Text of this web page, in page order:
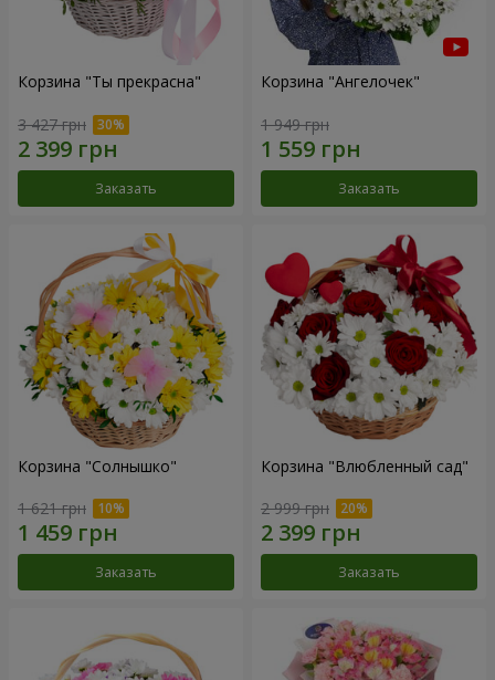
Корзина "Ты прекрасна"
3 427 грн
Заказать
Корзина "Ангелочек"
1 949 грн
Заказать
Корзина "Солнышко"
1 621 грн
Заказать
Корзина "Влюбленный сад"
2 999 грн
Заказать